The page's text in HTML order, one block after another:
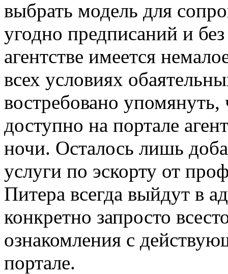
выбрать модель для
угодно предписаний и
агентстве имеется
всех условиях
востребовано
доступно на портале
ночи. Осталось лишь
услуги по эскорту от
Питера всегда выйдут в
конкретно запросто
ознакомления с
портале.